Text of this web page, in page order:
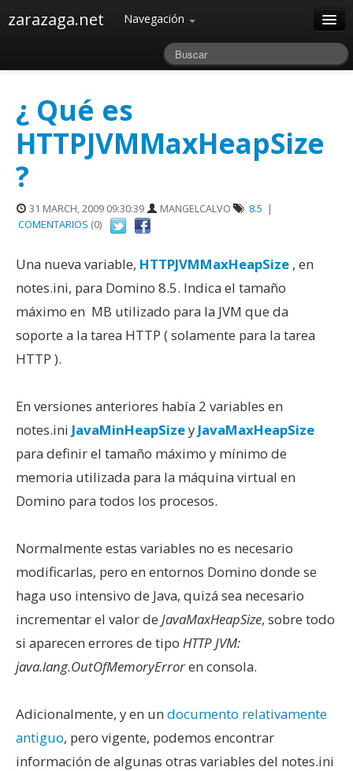
zarazaga.net Navegación
Archivos
¿ Qué es
HTTPJVMMaxHeapSize
?
31 MARCH, 2009 09:30:39 MANGELCALVO 8.5 |
COMENTARIOS (0)
Una nueva variable, HTTPJVMMaxHeapSize , en
notes.ini, para Domino 8.5. Indica el tamaño
máximo en MB utilizado para la JVM que da
soporte a la tarea HTTP ( solamente para la tarea
HTTP ).
En versiones anteriores había 2 variables en
notes.ini JavaMinHeapSizey JavaMaxHeapSize
para definir el tamaño máximo y mínimo de
memoria utilizada para la máquina virtual en
Domino para todos los procesos.
Normalmente estas variables no es necesario
modificarlas, pero en entornos Domino donde se
haga uso intensivo de Java, quizá sea necesario
incrementar el valor de JavaMaxHeapSize, sobre todo
si aparecen errores de tipo HTTP JVM:
java.lang.OutOfMemoryErroren consola.
Adicionalmente, y en un documento relativamente
antiguo, pero vigente, podemos encontrar
información de algunas otras variables del notes.ini